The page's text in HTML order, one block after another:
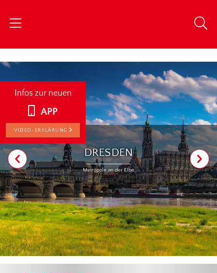
Infos zur neuen
APP
VIDEO-ERKLÄRUNG
DRESDEN
Metropole an der Elbe